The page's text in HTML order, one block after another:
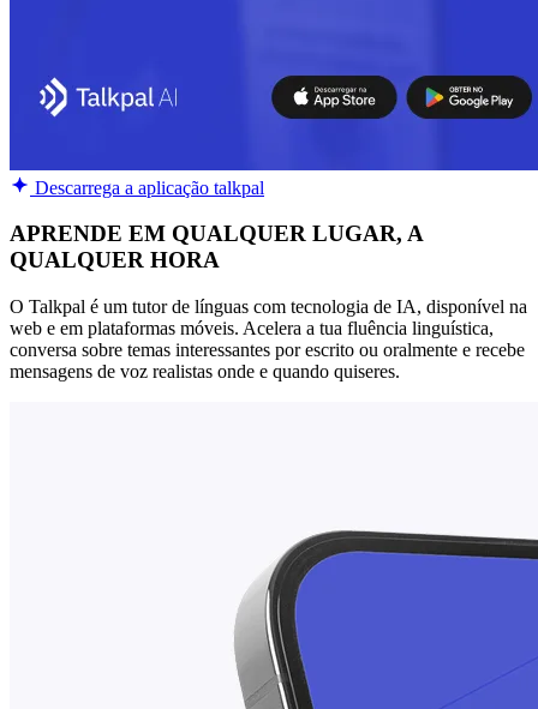
Descarrega a aplicação talkpal
APRENDE EM QUALQUER LUGAR, A
QUALQUER HORA
O Talkpal é um tutor de línguas com tecnologia de IA, disponível na
web e em plataformas móveis. Acelera a tua fluência linguística,
conversa sobre temas interessantes por escrito ou oralmente e recebe
mensagens de voz realistas onde e quando quiseres.